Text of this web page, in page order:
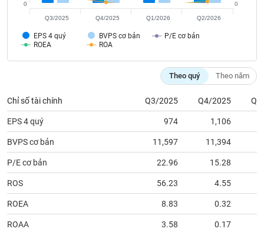
EPS 4 quý BVPS cơ bản
P/E cơ bản
ROEA
ROA
0 0
Q3/2025 Q4/2025 Q1/2026 Q2/2026
Theo quý Theo năm
Chỉ số tài chính Q3/2025 Q4/2025
EPS 4 quý 974 1,106
BVPS cơ bản 11,597 11,394
P/E cơ bản 22.96 15.28
ROS 56.23 4.55
ROEA 8.83 0.32
ROAA 3.58 0.17